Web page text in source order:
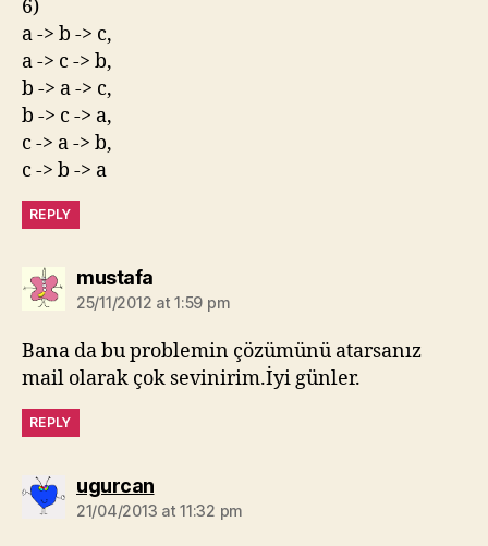
6)
a -> b -> c,
a -> c -> b,
b -> a -> c,
b -> c -> a,
c -> a -> b,
c -> b -> a
REPLY
mustafasays:
25/11/2012 at 1:59 pm
Bana da bu problemin çözümünü atarsanız
mail olarak çok sevinirim.İyi günler.
REPLY
ugurcansays:
21/04/2013 at 11:32 pm